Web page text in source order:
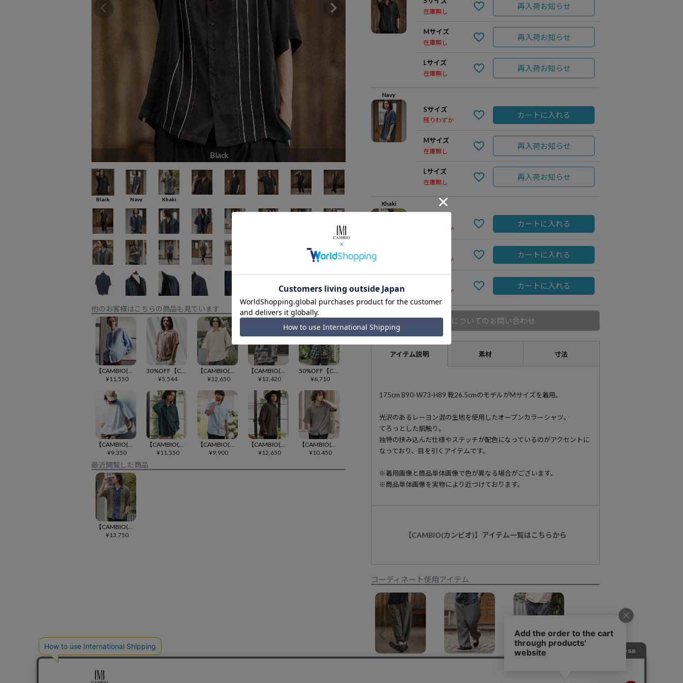
Black
Black Navy Khaki
他のお客様はこちらの商品も見ています
¥11,550
¥5,544
¥12,650
¥13,420
¥6,710
¥9,350
¥11,550
¥9,900
¥12,650
¥10,450
最近閲覧した商品
¥13,750
在庫無し
再入荷お知らせ
Mサイズ
在庫無し
再入荷お知らせ
Lサイズ
在庫無し
再入荷お知らせ
Navy
Sサイズ
残りわずか
カートに入れる
Mサイズ
在庫無し
再入荷お知らせ
Lサイズ
在庫無し
再入荷お知らせ
Khaki
残りわずか
カートに入れる
残りわずか
カートに入れる
残りわずか
カートに入れる
商品についてのお問い合わせ
アイテム説明 素材 寸法
175cm B90-W73-H89 靴26.5cmのモデルがMサイズを着用。
光沢のあるレーヨン混の生地を使用したオープンカラーシャツ。
てろっとした肌触り。
独特の挟み込んだ仕様やステッチが配色になっているのがアクセントに
なっており、目を引くアイテムです。
※着用画像と商品単体画像で色が異なる場合がございます。
※商品単体画像を実物により近づけております。
【CAMBIO(カンビオ)】アイテム一覧はこちらから
コーディネート使用アイテム
【CAMBIO(カンビオ)】3D Drape Balloon Pants ドレープバルーンパンツ(CAM26SS-019) 【CAMBIO(カンビオ)】Crepe Wide Straight Pants ワイドストレートパンツ (CAM26SS-021)